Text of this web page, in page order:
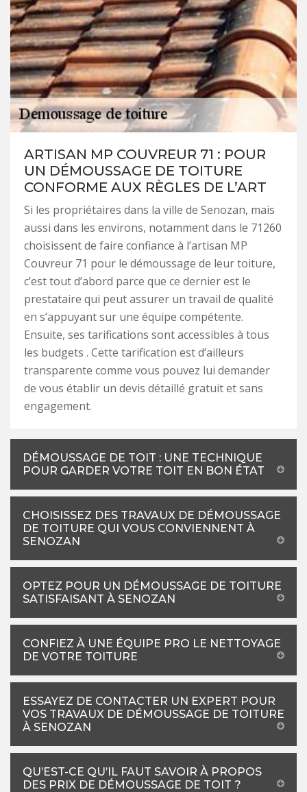
ARTISAN MP COUVREUR 71 : POUR
UN DÉMOUSSAGE DE TOITURE
CONFORME AUX RÈGLES DE L’ART
Si les propriétaires dans la ville de Senozan, mais
aussi dans les environs, notamment dans le 71260
choisissent de faire confiance à l’artisan MP
Couvreur 71 pour le démoussage de leur toiture,
c’est tout d’abord parce que ce dernier est le
prestataire qui peut assurer un travail de qualité
en s’appuyant sur une équipe compétente.
Ensuite, ses tarifications sont accessibles à tous
les budgets . Cette tarification est d’ailleurs
transparente comme vous pouvez lui demander
de vous établir un devis détaillé gratuit et sans
engagement.
DÉMOUSSAGE DE TOIT : UNE TECHNIQUE
POUR GARDER VOTRE TOIT EN BON ÉTAT
CHOISISSEZ DES TRAVAUX DE DÉMOUSSAGE
DE TOITURE QUI VOUS CONVIENNENT À
SENOZAN
OPTEZ POUR UN DÉMOUSSAGE DE TOITURE
SATISFAISANT À SENOZAN
CONFIEZ À UNE ÉQUIPE PRO LE NETTOYAGE
DE VOTRE TOITURE
ESSAYEZ DE CONTACTER UN EXPERT POUR
VOS TRAVAUX DE DÉMOUSSAGE DE TOITURE
À SENOZAN
QU’EST-CE QU’IL FAUT SAVOIR À PROPOS
DES PRIX DE DÉMOUSSAGE DE TOIT ?